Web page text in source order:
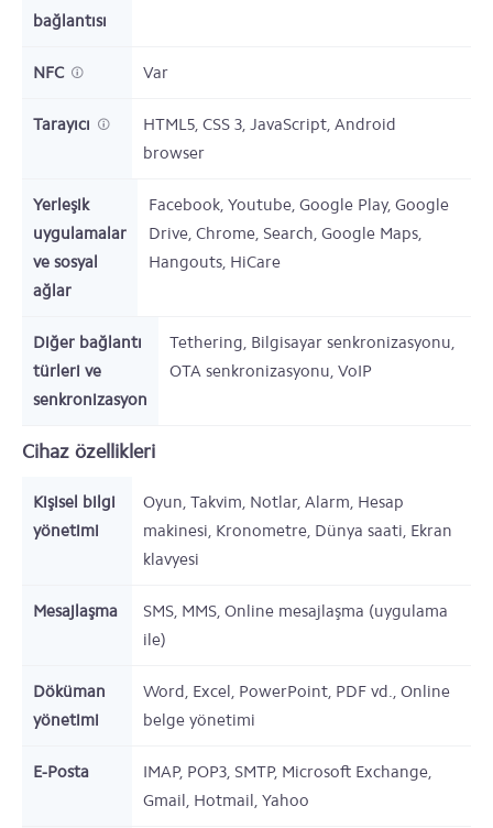
bağlantısı
NFC Var
Tarayıcı
HTML5, CSS 3, JavaScript, Android
browser
Yerleşik
uygulamalar
ve sosyal
ağlar
Facebook, Youtube, Google Play, Google
Drive, Chrome, Search, Google Maps,
Hangouts, HiCare
Diğer bağlantı
türleri ve
senkronizasyon
Tethering, Bilgisayar senkronizasyonu,
OTA senkronizasyonu, VoIP
Cihaz özellikleri
Kişisel bilgi
yönetimi
Oyun, Takvim, Notlar, Alarm, Hesap
makinesi, Kronometre, Dünya saati, Ekran
klavyesi
Mesajlaşma
SMS, MMS, Online mesajlaşma (uygulama
ile)
Döküman
yönetimi
Word, Excel, PowerPoint, PDF vd., Online
belge yönetimi
E-Posta
IMAP, POP3, SMTP, Microsoft Exchange,
Gmail, Hotmail, Yahoo